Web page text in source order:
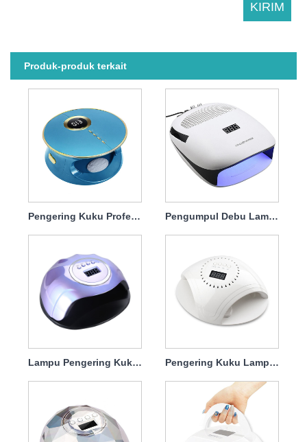
Produk-produk terkait
Pengering Kuku Profesional Lampu UV 168w Pengumpul Debu Lampu Pengering Kuku 140w 4 in1
Lampu Pengering Kuku Gel Greenlife 120w Pengering Kuku Lampu UV Dengan Charger 86w